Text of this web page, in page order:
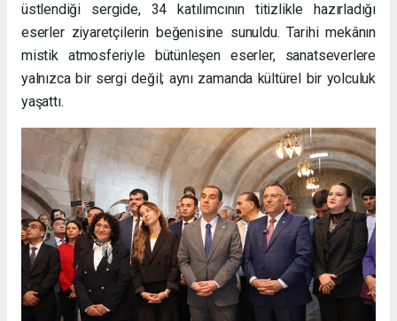
üstlendiği sergide, 34 katılımcının titizlikle hazırladığı
eserler ziyaretçilerin beğenisine sunuldu. Tarihi mekânın
mistik atmosferiyle bütünleşen eserler, sanatseverlere
yalnızca bir sergi değil; aynı zamanda kültürel bir yolculuk
yaşattı.